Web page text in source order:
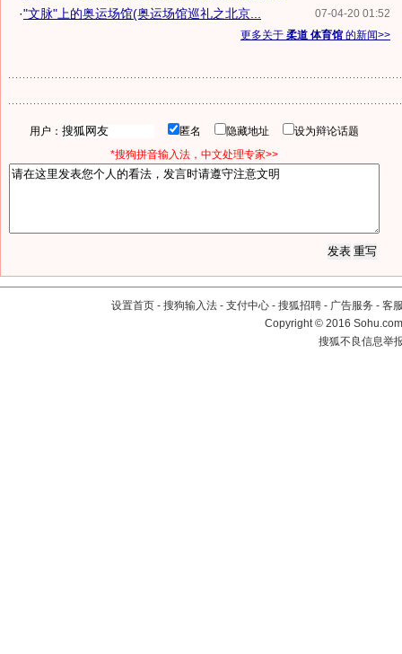
07-04-20 01:52
·"文脉"上的奥运场馆(奥运场馆巡礼之北京...
更多关于 柔道 体育馆 的新闻>>
用户： 匿名 隐藏地址
设为辩论话题
*搜狗拼音输入法，中文处理专家>>
设置首页 - 搜狗输入法 - 支付中心 - 搜狐招聘 - 广告服务 - 客
Copyright©2016
搜狐不良信息举